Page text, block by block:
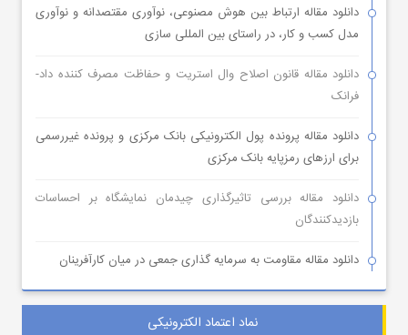
دانلود مقاله ارتباط بین هوش مصنوعی، نوآوری مقتصدانه و نوآوری
مدل کسب و کار، در راستای بین المللی سازی
دانلود مقاله قانون اصلاح وال استریت و حفاظت مصرف کننده داد-
فرانک
دانلود مقاله پرونده پول الکترونیکی بانک مرکزی و پرونده غیررسمی
برای ارزهای رمزپایه بانک مرکزی
دانلود مقاله بررسی تاثیرگذاری چیدمان نمایشگاه بر احساسات
بازدیدکنندگان
دانلود مقاله مقاومت به سرمایه گذاری جمعی در میان کارآفرینان
نماد اعتماد الکترونیکی